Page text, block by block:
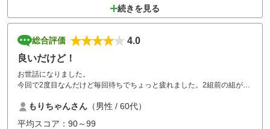
続きを見る
総合評価
4.0
良いだけど！
お世話になりました。
今回で2度目なんだけど毎回待ちでちょっと疲れました。2組前の組がゆ
もりちゃんさん （男性 / 60代）
平均スコア：90～99